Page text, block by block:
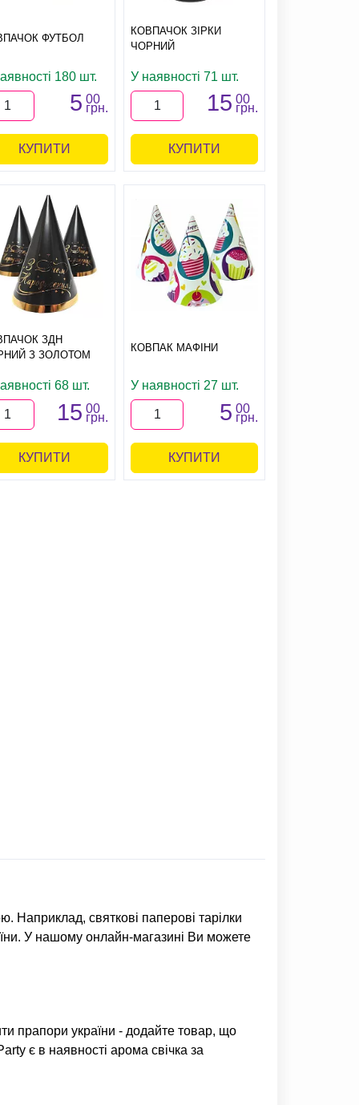
ФУТБОЛ
180 шт.
5 00
грн.
КУПИТИ
КОВПАЧОК ЗІРКИ
ЧОРНИЙ
У наявності 71 шт.
15 00
грн.
КУПИТИ
ЗДН
З ЗОЛОТОМ
68 шт.
15 00
грн.
КУПИТИ
КОВПАК МАФІНИ
У наявності 27 шт.
5 00
грн.
КУПИТИ
Наприклад, святкові паперові тарілки
У нашому онлайн-магазині Ви можете
прапори україни - додайте товар, що
є в наявності арома свічка за